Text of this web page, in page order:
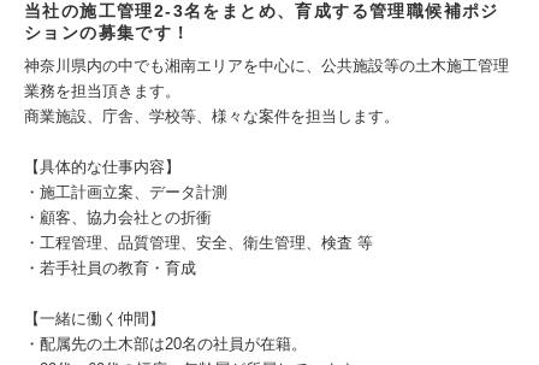
当社の施工管理2‐3名をまとめ、育成する管理職候補ポジ
ションの募集です！
神奈川県内の中でも湘南エリアを中心に、公共施設等の土木施工管理
業務を担当頂きます。
商業施設、庁舎、学校等、様々な案件を担当します。
【具体的な仕事内容】
・施工計画立案、データ計測
・顧客、協力会社との折衝
・工程管理、品質管理、安全、衛生管理、検査 等
・若手社員の教育・育成
【一緒に働く仲間】
・配属先の土木部は20名の社員が在籍。